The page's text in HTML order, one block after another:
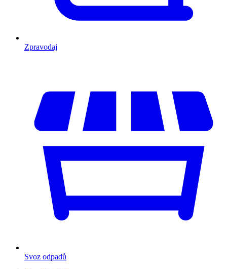
Zpravodaj
Svoz odpadů